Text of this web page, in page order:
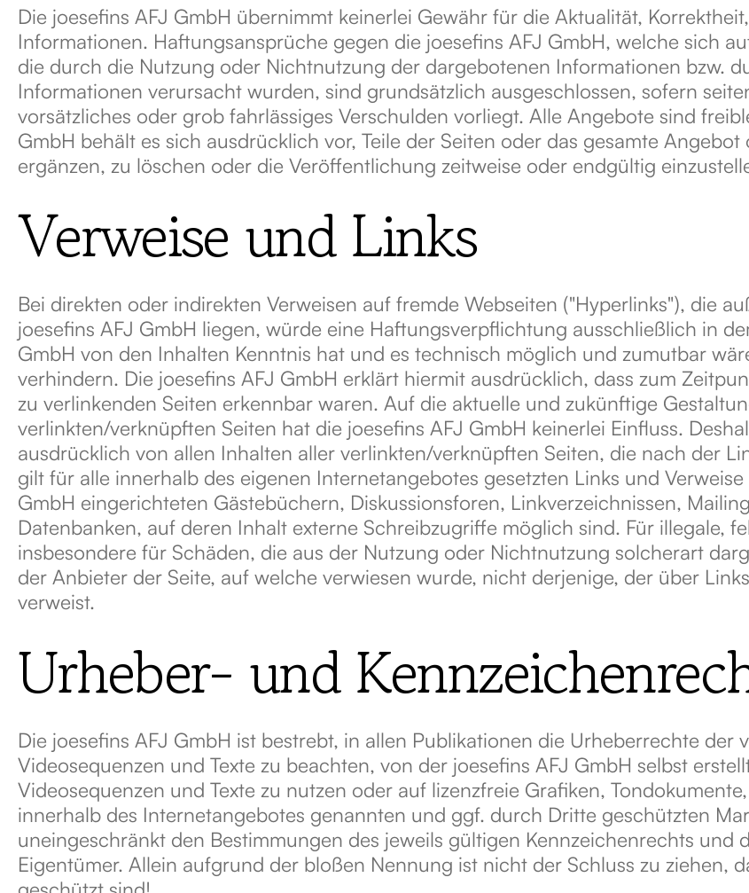
Die joesefins AFJ GmbH übernimmt keinerlei Gewähr für die Aktualität,
Informationen. Haftungsansprüche gegen die joesefins AFJ GmbH, welche sich
die durch die Nutzung oder Nichtnutzung der dargebotenen Informationen bzw.
Informationen verursacht wurden, sind grundsätzlich ausgeschlossen, sofern
vorsätzliches oder grob fahrlässiges Verschulden vorliegt. Alle Angebote sind
GmbH behält es sich ausdrücklich vor, Teile der Seiten oder das gesamte
ergänzen, zu löschen oder die Veröffentlichung zeitweise oder endgültig
Verweise und Links
Bei direkten oder indirekten Verweisen auf fremde Webseiten ("Hyperlinks"), die
joesefins AFJ GmbH liegen, würde eine Haftungsverpflichtung ausschließlich in
GmbH von den Inhalten Kenntnis hat und es technisch möglich und zumutbar
verhindern. Die joesefins AFJ GmbH erklärt hiermit ausdrücklich, dass zum
zu verlinkenden Seiten erkennbar waren. Auf die aktuelle und zukünftige
verlinkten/verknüpften Seiten hat die joesefins AFJ GmbH keinerlei Einfluss.
ausdrücklich von allen Inhalten aller verlinkten/verknüpften Seiten, die nach der
gilt für alle innerhalb des eigenen Internetangebotes gesetzten Links und
GmbH eingerichteten Gästebüchern, Diskussionsforen, Linkverzeichnissen,
Datenbanken, auf deren Inhalt externe Schreibzugriffe möglich sind. Für illegale,
insbesondere für Schäden, die aus der Nutzung oder Nichtnutzung solcherart
der Anbieter der Seite, auf welche verwiesen wurde, nicht derjenige, der über
verweist.
Urheber- und
Die joesefins AFJ GmbH ist bestrebt, in allen Publikationen die Urheberrechte der
Videosequenzen und Texte zu beachten, von der joesefins AFJ GmbH selbst
Videosequenzen und Texte zu nutzen oder auf lizenzfreie Grafiken,
innerhalb des Internetangebotes genannten und ggf. durch Dritte geschützten
uneingeschränkt den Bestimmungen des jeweils gültigen Kennzeichenrechts und
Eigentümer. Allein aufgrund der bloßen Nennung ist nicht der Schluss zu ziehen,